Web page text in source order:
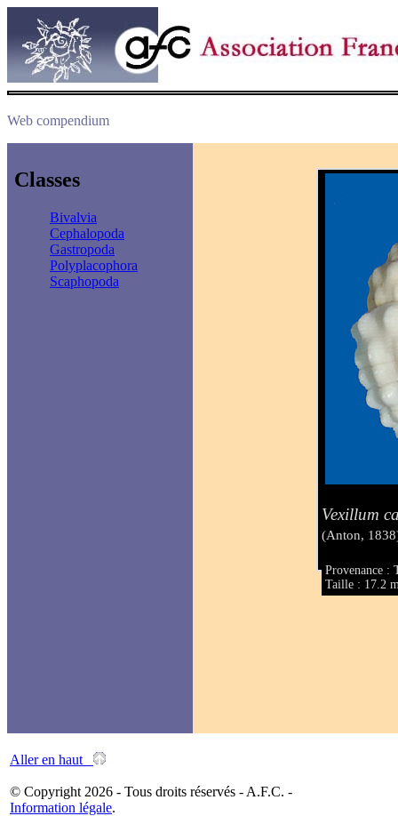
Web compendium
Classes
Bivalvia
Cephalopoda
Gastropoda
Polyplacophora
Scaphopoda
Vexillum
(Anton,
Provenance :
Taille : 17.2
Aller en haut
© Copyright 2026 - Tous droits réservés - A.F.C. -
Information légale.